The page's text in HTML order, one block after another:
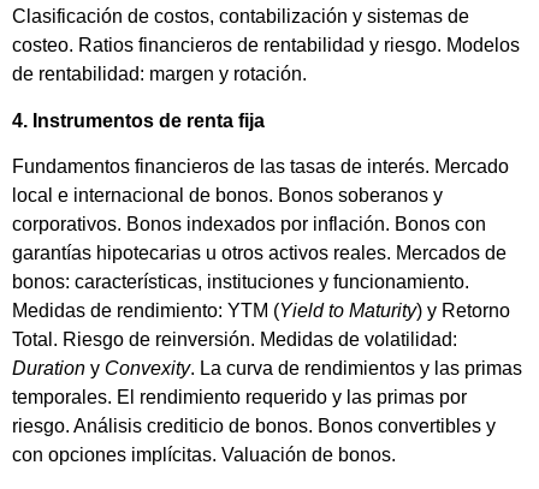
Clasificación de costos, contabilización y sistemas de
costeo. Ratios financieros de rentabilidad y riesgo. Modelos
de rentabilidad: margen y rotación.
4. Instrumentos de renta fija
Fundamentos financieros de las tasas de interés. Mercado
local e internacional de bonos. Bonos soberanos y
corporativos. Bonos indexados por inflación. Bonos con
garantías hipotecarias u otros activos reales. Mercados de
bonos: características, instituciones y funcionamiento.
Medidas de rendimiento: YTM (Yield to Maturity) y Retorno
Total. Riesgo de reinversión. Medidas de volatilidad:
Duration y Convexity. La curva de rendimientos y las primas
temporales. El rendimiento requerido y las primas por
riesgo. Análisis crediticio de bonos. Bonos convertibles y
con opciones implícitas. Valuación de bonos.